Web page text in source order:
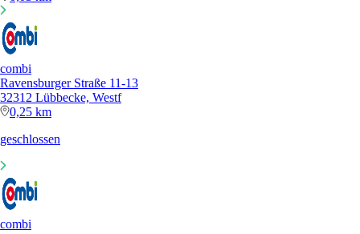
combi
Ravensburger Straße 11-13
32312 Lübbecke, Westf
0,25 km
geschlossen
combi